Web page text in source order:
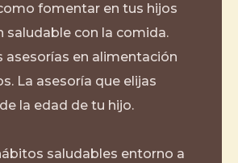
fomentar en tus hijos
saludable con la comida.
asesorías en alimentación
La asesoría que elijas
la edad de tu hijo.
saludables entorno a